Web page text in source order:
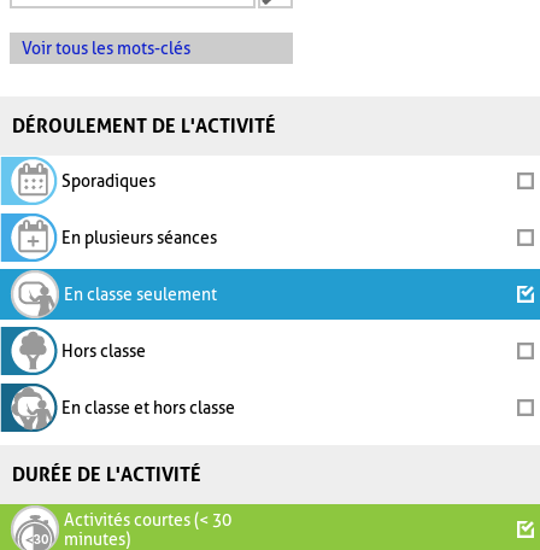
Voir tous les mots-clés
DÉROULEMENT DE L'ACTIVITÉ
Sporadiques
En plusieurs séances
En classe seulement
Hors classe
En classe et hors classe
DURÉE DE L'ACTIVITÉ
Activités courtes (< 30
minutes)